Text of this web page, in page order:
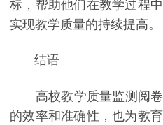
标，帮助他们在教学过程
实现教学质量的持续提高。
结语
高校教学质量监测阅卷
的效率和准确性，也为教